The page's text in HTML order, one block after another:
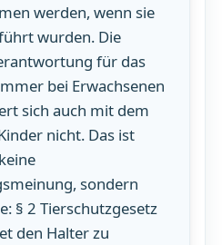
werden, wenn sie
wurden. Die
für das
bei Erwachsenen
sich auch mit dem
nicht. Das ist
sondern
§ 2 Tierschutzgesetz
den Halter zu